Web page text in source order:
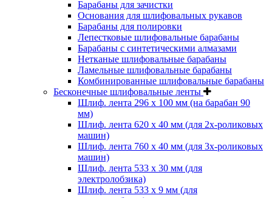
Барабаны для зачистки
Основания для шлифовальных рукавов
Барабаны для полировки
Лепестковые шлифовальные барабаны
Барабаны с синтетическими алмазами
Нетканые шлифовальные барабаны
Ламельные шлифовальные барабаны
Комбинированные шлифовальные барабаны
Бесконечные шлифовальные ленты
Шлиф. лента 296 х 100 мм (на барабан 90
мм)
Шлиф. лента 620 х 40 мм (для 2х-роликовых
машин)
Шлиф. лента 760 х 40 мм (для 3х-роликовых
машин)
Шлиф. лента 533 х 30 мм (для
электролобзика)
Шлиф. лента 533 х 9 мм (для